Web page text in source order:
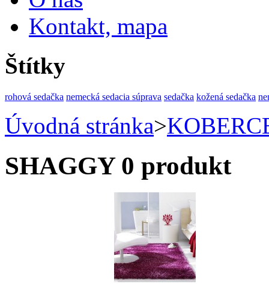
Kontakt, mapa
Štítky
rohová sedačka nemecká sedacia súprava sedačka kožená sedačka
Úvodná stránka>
SHAGGY 0 produkt